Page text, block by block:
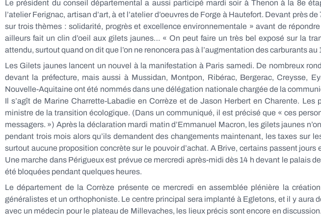
Le président du conseil départemental a aussi participé mardi soir à Thenon à la 8e
l’atelier Ferignac, artisan d’art, à et l’atelier d’oeuvres de Forge à Hautefort. Devant près
sur trois thèmes : solidarité, progrès et excellence environnementale » avant de
ailleurs fait un clin d’oeil aux gilets jaunes… « On peut faire un très bel exposé sur la
attendu, surtout quand on dit que l’on ne renoncera pas à l’augmentation des carburants au
Les Gilets jaunes lancent un nouvel à la manifestation à Paris samedi. De nombreux
devant la préfecture, mais aussi à Mussidan, Montpon, Ribérac, Bergerac, Creysse,
Nouvelle-Aquitaine ont été nommés dans une délégation nationale chargée de la
Il s’agît de Marine Charrette-Labadie en Corrèze et de Jason Herbert en Charente.
ministre de la transition écologique. (Dans un communiqué, il est précisé que « ces
messagers. ») Après la déclaration mardi matin d’Emmanuel Macron, les gilets jaunes
pendant trois mois alors qu’ils demandent des changements maintenant, les taxes sur
surtout aucune proposition concrète sur le pouvoir d’achat. A Brive, certains passent
Une marche dans Périgueux est prévue ce mercredi après-midi dès 14 h devant le palais
été bloquées pendant quelques heures.
Le département de la Corrèze présente ce mercredi en assemblée plénière la
généralistes et un orthophoniste. Le centre principal sera implanté à Egletons, et il y
avec un médecin pour le plateau de Millevaches, les lieux précis sont encore en